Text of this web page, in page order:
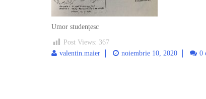
Umor studențesc
Post Views: 367
valentin.maier
noiembrie 10, 2020 0